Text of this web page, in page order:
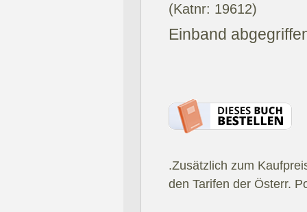
(Katnr: 19612)
Einband
.Zusätzlich zum
den Tarifen der Österr.